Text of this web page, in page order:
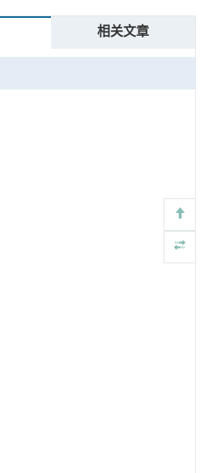
相关文章